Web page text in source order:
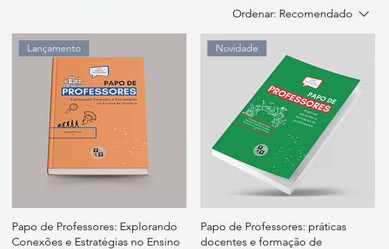
Ordenar: Recomendado
Lançamento
Papo de Professores: Explorando
Conexões e Estratégias no Ensino
Novidade
Papo de Professores: práticas
docentes e formação de